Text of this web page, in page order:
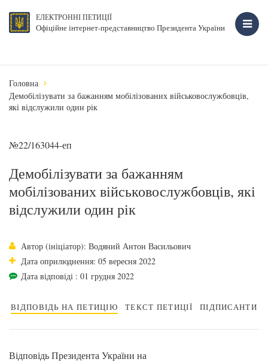
ЕЛЕКТРОННІ ПЕТИЦІЇ
Офіційне інтернет-представництво Президента України
Головна
Демобілізувати за бажанням мобілізованих військовослужбовців,
які відслужили один рік
№22/163044-еп
Демобілізувати за бажанням
мобілізованих військовослужбовців, які
відслужили один рік
Автор (ініціатор): Водяний Антон Васильович
Дата оприлюднення: 05 вересня 2022
Дата відповіді : 01 грудня 2022
ВІДПОВІДЬ НА ПЕТИЦІЮ ТЕКСТ ПЕТИЦІЇ ПІДПИСАНТИ
Відповідь Президента України на